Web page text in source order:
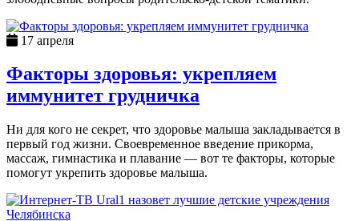
17 апреля
Факторы здоровья: укрепляем
иммунитет грудничка
Ни для кого не секрет, что здоровье малыша закладывается в
первый год жизни. Своевременное введение прикорма,
массаж, гимнастика и плавание — вот те факторы, которые
помогут укрепить здоровье малыша.